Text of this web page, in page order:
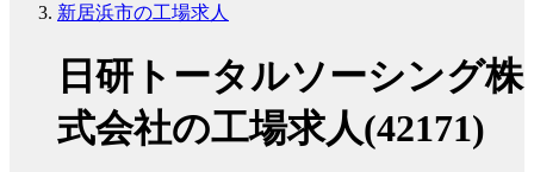
新居浜市の工場求人
日研トータルソーシング株
式会社の工場求人(42171)